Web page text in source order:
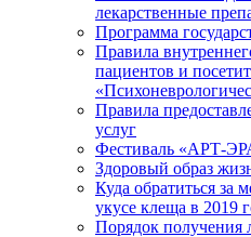
лекарственные
Программа
Правила
пациентов и
Правила
услуг
Фестиваль «АРТ-
Здоровый образ
Куда обратиться
укусе клеща в 2019
Порядок получения